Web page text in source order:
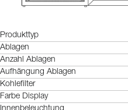
Produkttyp
Ablagen
Anzahl Ablagen
Aufhängung Ablagen
Kohlefilter
Farbe Display